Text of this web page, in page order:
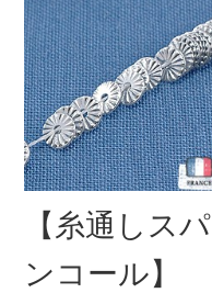
【糸通しスパ
ンコール】